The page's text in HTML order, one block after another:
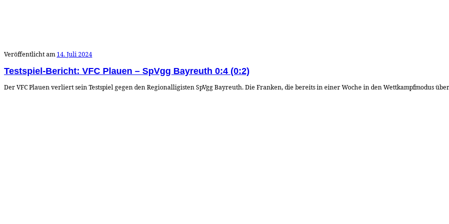
Veröffentlicht am14. Juli 2024
Testspiel-Bericht: VFC Plauen – SpVgg Bayreuth 0:4 (0:2)
Der VFC Plauen verliert sein Testspiel gegen den Regionalligisten SpVgg Bayreuth. Die Franken, die bereits in einer Woche in den Wettkampfmodus